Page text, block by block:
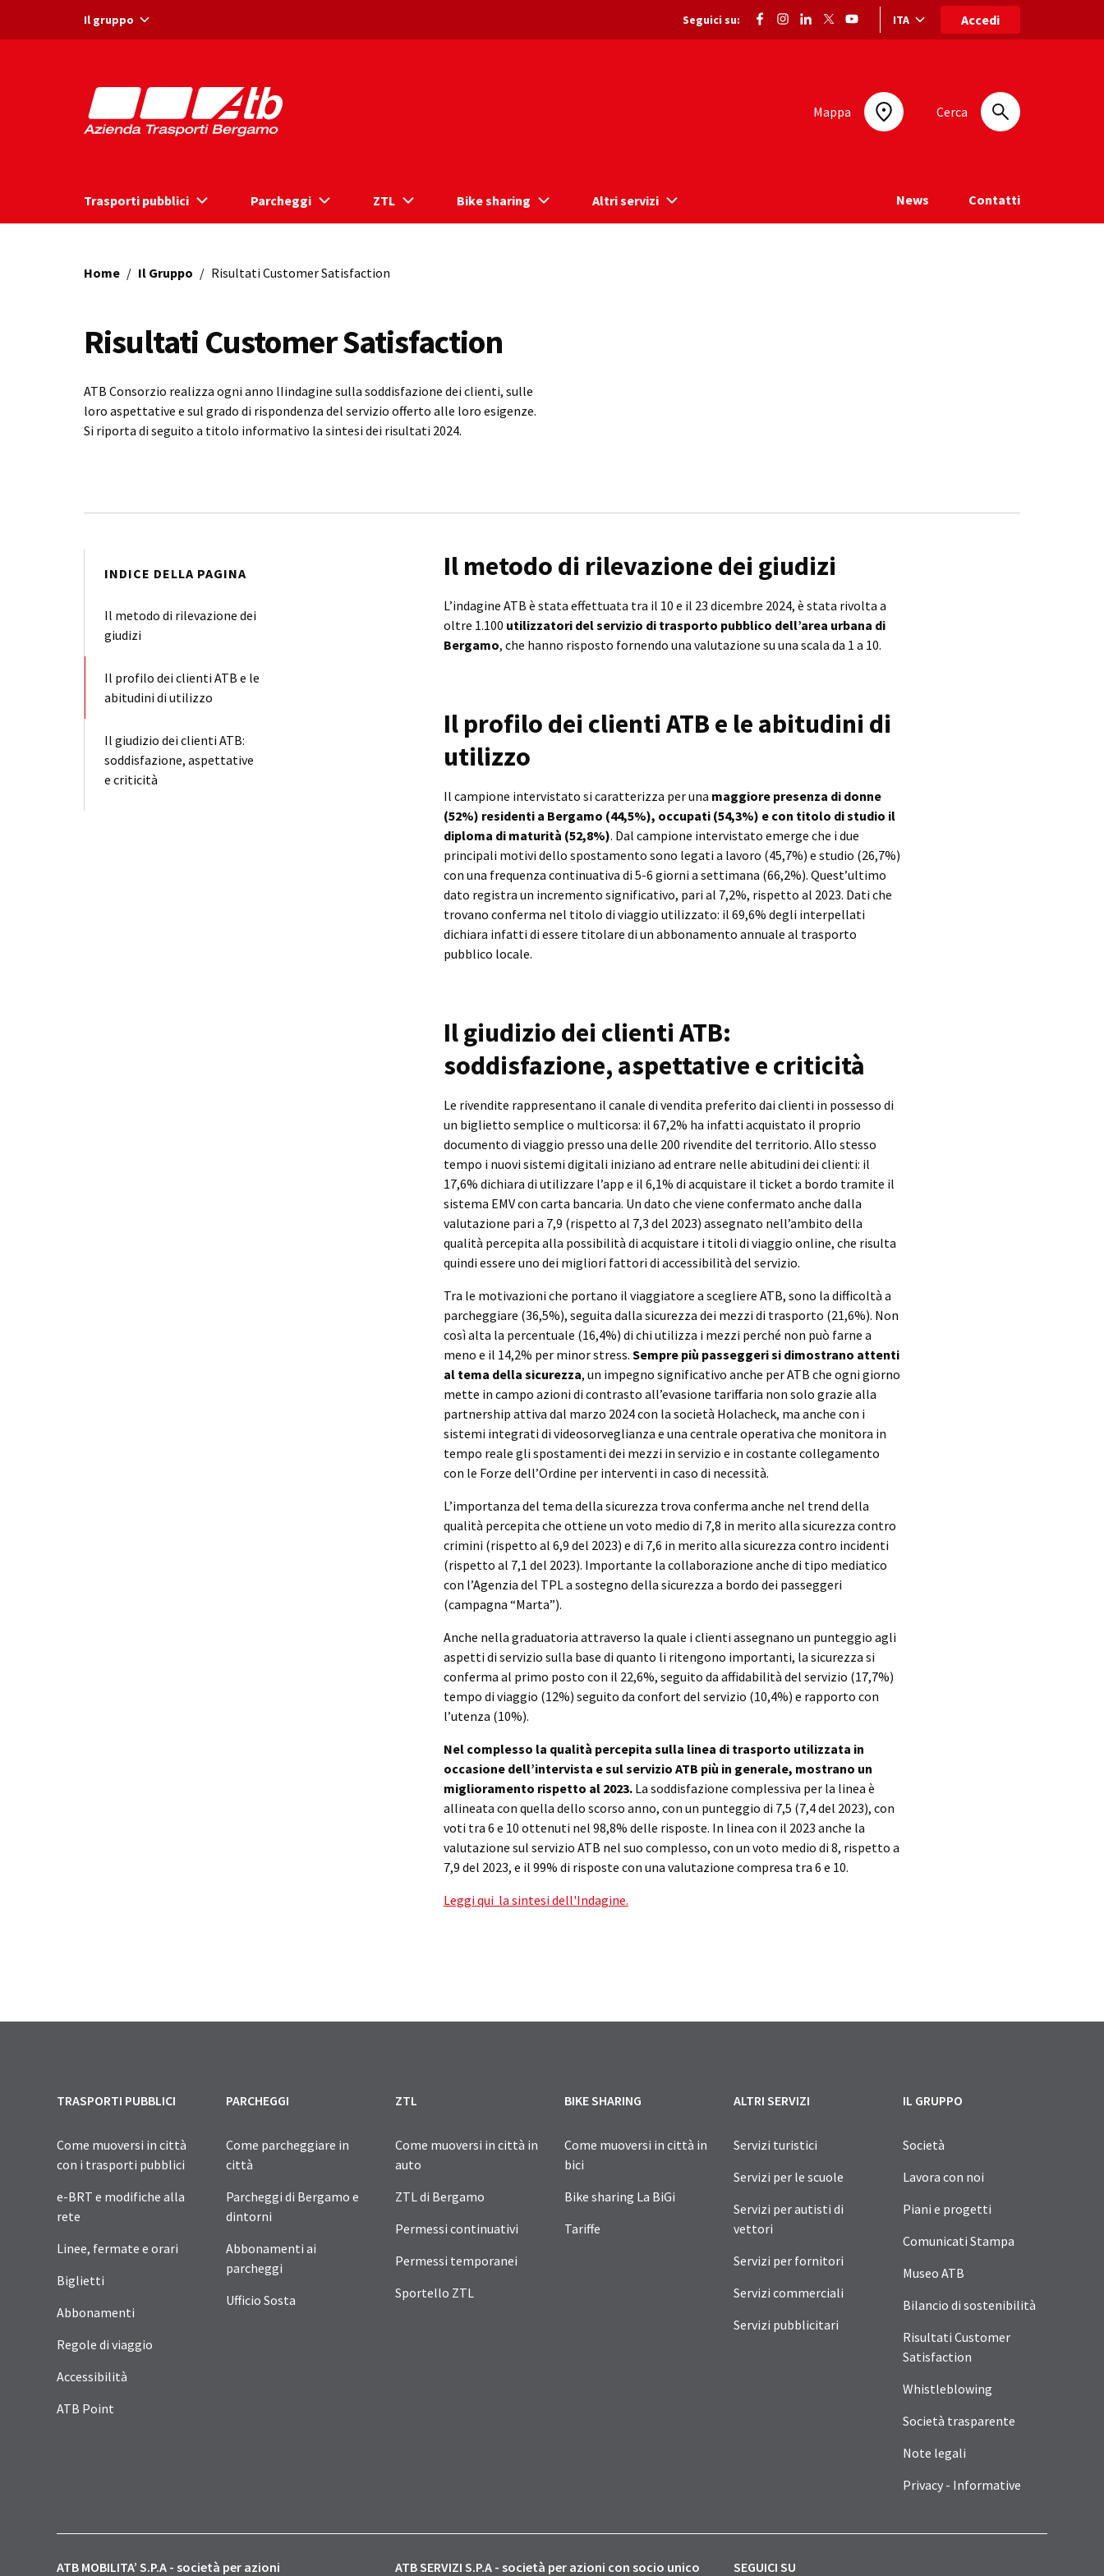
Il gruppo Seguici su: Selezione lingua: lingua selezionata
ITA Accedi
Mappa Cerca
Trasporti pubblici Parcheggi ZTL Bike sharing Altri servizi News Contatti
Home / Il Gruppo / Risultati Customer Satisfaction
Risultati Customer Satisfaction
ATB Consorzio realizza ogni anno lIindagine sulla soddisfazione dei clienti, sulle
loro aspettative e sul grado di rispondenza del servizio offerto alle loro esigenze.
Si riporta di seguito a titolo informativo la sintesi dei risultati 2024.
INDICE DELLA PAGINA
Il metodo di rilevazione dei
giudizi
Il profilo dei clienti ATB e le
abitudini di utilizzo
Il giudizio dei clienti ATB:
soddisfazione, aspettative
e criticità
Il metodo di rilevazione dei giudizi
L’indagine ATB è stata effettuata tra il 10 e il 23 dicembre 2024, è stata rivolta a
oltre 1.100 utilizzatori del servizio di trasporto pubblico dell’area urbana di
Bergamo, che hanno risposto fornendo una valutazione su una scala da 1 a 10.
Il profilo dei clienti ATB e le abitudini di
utilizzo
Il campione intervistato si caratterizza per una maggiore presenza di donne
(52%) residenti a Bergamo (44,5%), occupati (54,3%) e con titolo di studio il
diploma di maturità (52,8%). Dal campione intervistato emerge che i due
principali motivi dello spostamento sono legati a lavoro (45,7%) e studio (26,7%)
con una frequenza continuativa di 5-6 giorni a settimana (66,2%). Quest’ultimo
dato registra un incremento significativo, pari al 7,2%, rispetto al 2023. Dati che
trovano conferma nel titolo di viaggio utilizzato: il 69,6% degli interpellati
dichiara infatti di essere titolare di un abbonamento annuale al trasporto
pubblico locale.
Il giudizio dei clienti ATB:
soddisfazione, aspettative e criticità
Le rivendite rappresentano il canale di vendita preferito dai clienti in possesso di
un biglietto semplice o multicorsa: il 67,2% ha infatti acquistato il proprio
documento di viaggio presso una delle 200 rivendite del territorio. Allo stesso
tempo i nuovi sistemi digitali iniziano ad entrare nelle abitudini dei clienti: il
17,6% dichiara di utilizzare l’app e il 6,1% di acquistare il ticket a bordo tramite il
sistema EMV con carta bancaria. Un dato che viene confermato anche dalla
valutazione pari a 7,9 (rispetto al 7,3 del 2023) assegnato nell’ambito della
qualità percepita alla possibilità di acquistare i titoli di viaggio online, che risulta
quindi essere uno dei migliori fattori di accessibilità del servizio.
Tra le motivazioni che portano il viaggiatore a scegliere ATB, sono la difficoltà a
parcheggiare (36,5%), seguita dalla sicurezza dei mezzi di trasporto (21,6%). Non
così alta la percentuale (16,4%) di chi utilizza i mezzi perché non può farne a
meno e il 14,2% per minor stress. Sempre più passeggeri si dimostrano attenti
al tema della sicurezza, un impegno significativo anche per ATB che ogni giorno
mette in campo azioni di contrasto all’evasione tariffaria non solo grazie alla
partnership attiva dal marzo 2024 con la società Holacheck, ma anche con i
sistemi integrati di videosorveglianza e una centrale operativa che monitora in
tempo reale gli spostamenti dei mezzi in servizio e in costante collegamento
con le Forze dell’Ordine per interventi in caso di necessità.
L’importanza del tema della sicurezza trova conferma anche nel trend della
qualità percepita che ottiene un voto medio di 7,8 in merito alla sicurezza contro
crimini (rispetto al 6,9 del 2023) e di 7,6 in merito alla sicurezza contro incidenti
(rispetto al 7,1 del 2023). Importante la collaborazione anche di tipo mediatico
con l’Agenzia del TPL a sostegno della sicurezza a bordo dei passeggeri
(campagna “Marta”).
Anche nella graduatoria attraverso la quale i clienti assegnano un punteggio agli
aspetti di servizio sulla base di quanto li ritengono importanti, la sicurezza si
conferma al primo posto con il 22,6%, seguito da affidabilità del servizio (17,7%)
tempo di viaggio (12%) seguito da confort del servizio (10,4%) e rapporto con
l’utenza (10%).
Nel complesso la qualità percepita sulla linea di trasporto utilizzata in
occasione dell’intervista e sul servizio ATB più in generale, mostrano un
miglioramento rispetto al 2023.La soddisfazione complessiva per la linea è
allineata con quella dello scorso anno, con un punteggio di 7,5 (7,4 del 2023), con
voti tra 6 e 10 ottenuti nel 98,8% delle risposte. In linea con il 2023 anche la
valutazione sul servizio ATB nel suo complesso, con un voto medio di 8, rispetto a
7,9 del 2023, e il 99% di risposte con una valutazione compresa tra 6 e 10.
Leggi qui la sintesi dell'Indagine.
TRASPORTI PUBBLICI
Come muoversi in città
con i trasporti pubblici
e-BRT e modifiche alla
rete
Linee, fermate e orari
Biglietti
Abbonamenti
Regole di viaggio
Accessibilità
ATB Point
PARCHEGGI
Come parcheggiare in
città
Parcheggi di Bergamo e
dintorni
Abbonamenti ai
parcheggi
Ufficio Sosta
ZTL
Come muoversi in città in
auto
ZTL di Bergamo
Permessi continuativi
Permessi temporanei
Sportello ZTL
BIKE SHARING
Come muoversi in città in
bici
Bike sharing La BiGi
Tariffe
ALTRI SERVIZI
Servizi turistici
Servizi per le scuole
Servizi per autisti di
vettori
Servizi per fornitori
Servizi commerciali
Servizi pubblicitari
IL GRUPPO
Società
Lavora con noi
Piani e progetti
Comunicati Stampa
Museo ATB
Bilancio di sostenibilità
Risultati Customer
Satisfaction
Whistleblowing
Società trasparente
Note legali
Privacy - Informative
ATB MOBILITA’ S.P.A - società per azioni ATB SERVIZI S.P.A - società per azioni con socio unico SEGUICI SU